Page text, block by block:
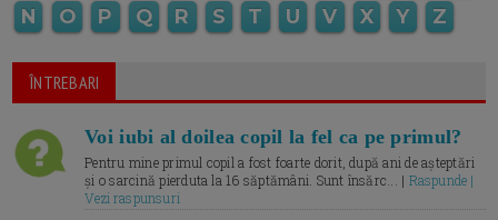
N
O P Q R S T U V X Y Z
ÎNTREBARI
Voi iubi al doilea copil la fel ca pe primul?
Pentru mine primul copil a fost foarte dorit, după ani de așteptări
și o sarcină pierduta la 16 săptămâni. Sunt însărc... | Raspunde |
Vezi raspunsuri